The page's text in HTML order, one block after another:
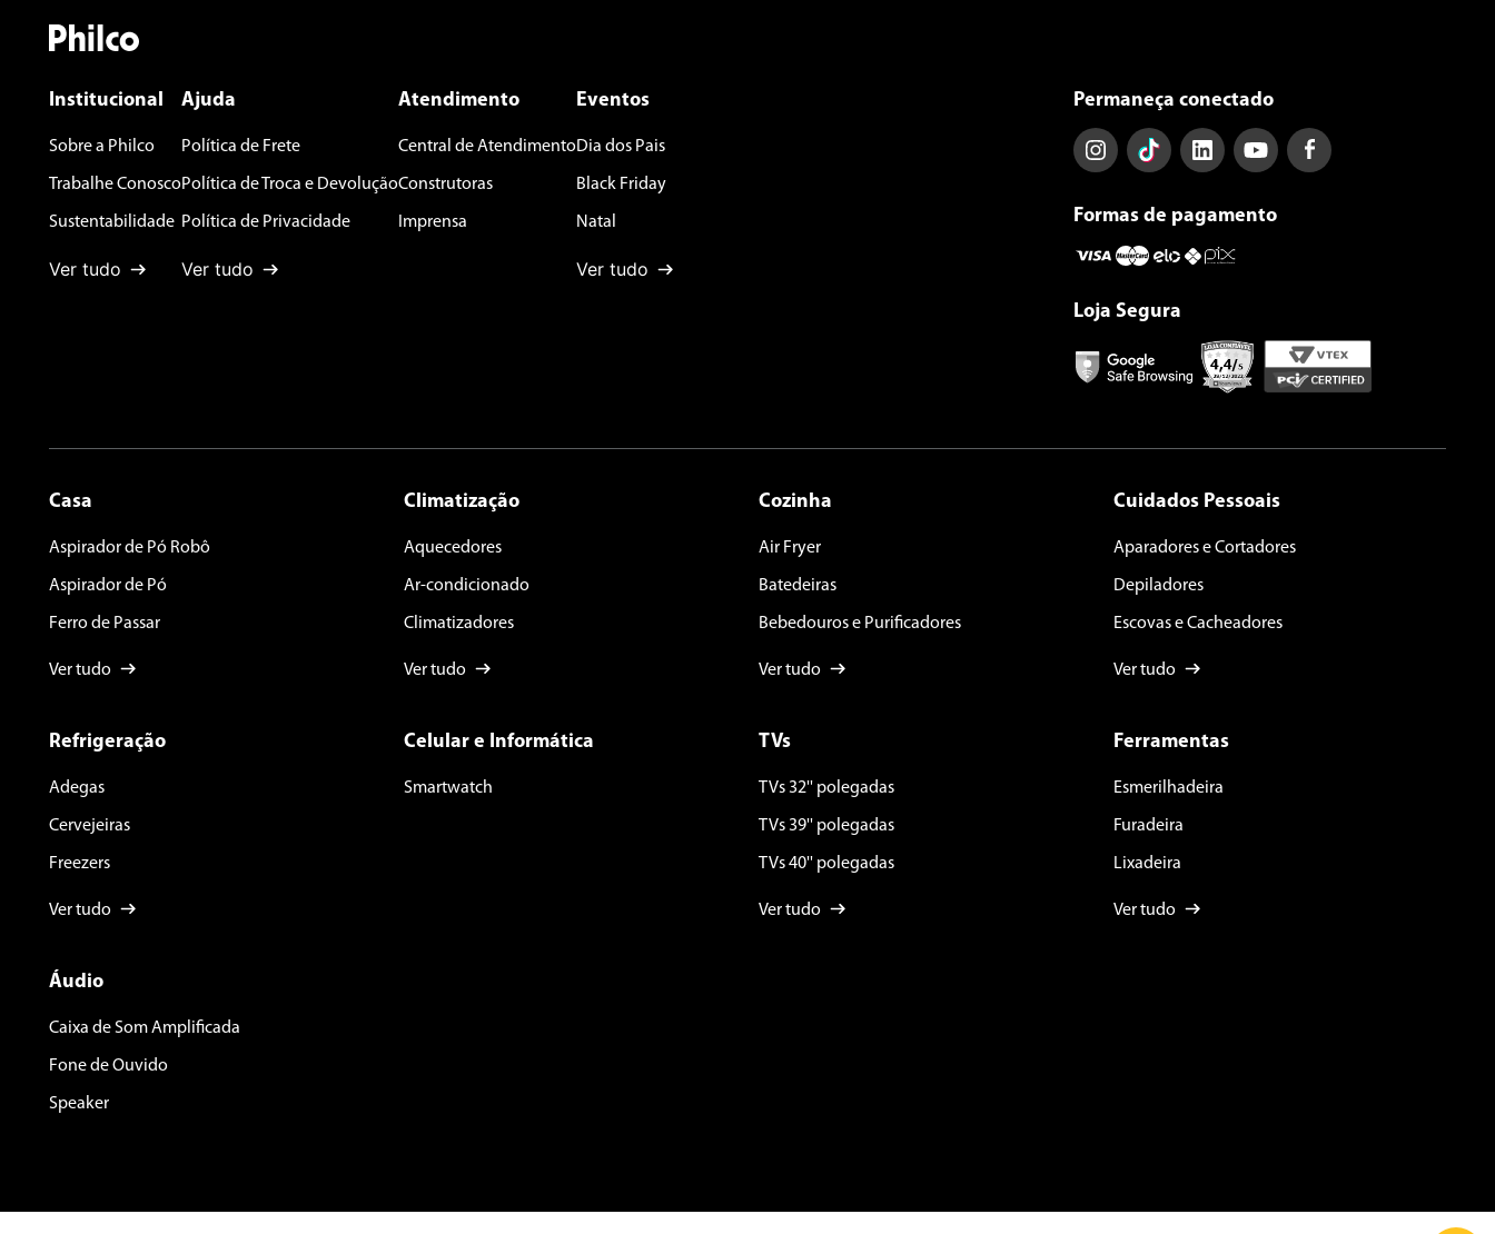
Endereço de email
Escreva uma avaliação
Institucional
Sobre a Philco
Trabalhe Conosco
Sustentabilidade
Ver tudo
Ajuda
Política de Frete
Política de Troca e Devolução
Política de Privacidade
Ver tudo
Atendimento
Central de Atendimento
Construtoras
Imprensa
Eventos
Dia dos Pais
Black Friday
Natal
Ver tudo
Permaneça conectado
Formas de pagamento
Loja Segura
Casa
Aspirador de Pó Robô
Aspirador de Pó
Ferro de Passar
Ver tudo
Climatização
Aquecedores
Ar-condicionado
Climatizadores
Ver tudo
Cozinha
Air Fryer
Batedeiras
Bebedouros e Purificadores
Ver tudo
Cuidados Pessoais
Aparadores e Cortadores
Depiladores
Escovas e Cacheadores
Ver tudo
Refrigeração
Adegas
Cervejeiras
Freezers
Ver tudo
Celular e Informática
Smartwatch
TVs
TVs 32'' polegadas
TVs 39'' polegadas
TVs 40'' polegadas
Ver tudo
Ferramentas
Esmerilhadeira
Furadeira
Lixadeira
Ver tudo
Áudio
Caixa de Som Amplificada
Fone de Ouvido
Speaker